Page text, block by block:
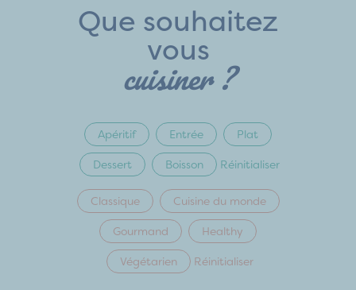
Que souhaitez
vous
cuisiner ?
Apéritif Entrée Plat
Dessert Boisson Réinitialiser
Classique Cuisine du monde
Gourmand Healthy
Végétarien Réinitialiser